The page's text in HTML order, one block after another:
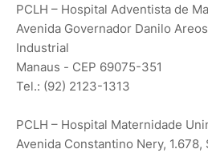
PCLH – Hospital Adventista de
Avenida Governador Danilo
Industrial
Manaus - CEP 69075-351
Tel.: (92) 2123-1313
PCLH – Hospital Maternidade
Avenida Constantino Nery, 1.678,